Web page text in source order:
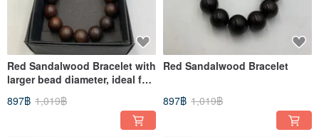
Red Sandalwood Bracelet with
larger bead diameter, ideal for
men.
897฿ 1,019฿
Red Sandalwood Bracelet
897฿ 1,019฿